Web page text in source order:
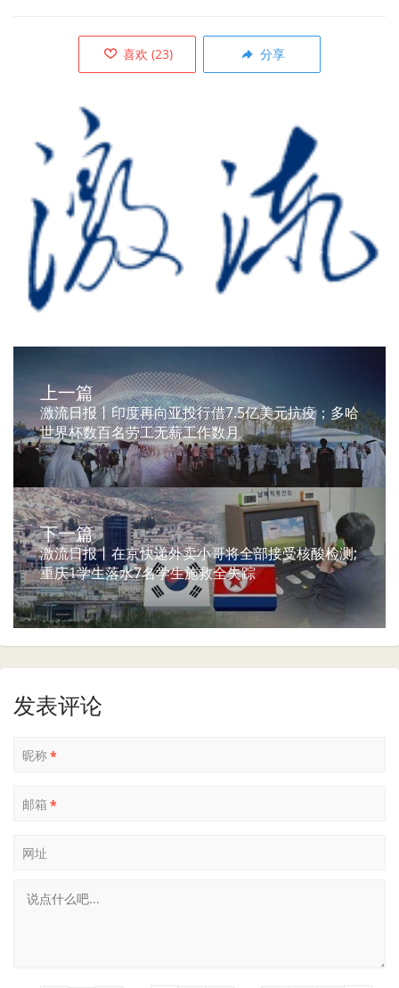
喜欢 (23) 分享
上一篇
激流日报丨印度再向亚投行借7.5亿美元抗疫；多哈
世界杯数百名劳工无薪工作数月
下一篇
激流日报丨在京快递外卖小哥将全部接受核酸检测;
重庆1学生落水7名学生施救全失踪
发表评论
昵称*
邮箱 *
网址